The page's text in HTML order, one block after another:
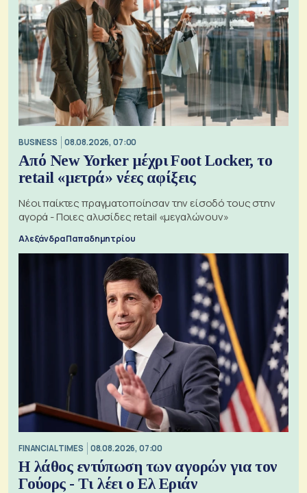
BUSINESS 08.08.2026, 07:00
Από New Yorker μέχρι Foot Locker, το
retail «μετρά» νέες αφίξεις
Νέοι παίκτες πραγματοποίησαν την είσοδό τους στην
αγορά - Ποιες αλυσίδες retail «μεγαλώνουν»
Αλεξάνδρα Παπαδημητρίου
FINANCIAL TIMES 08.08.2026, 07:00
Η λάθος εντύπωση των αγορών για τον
Γούορς - Τι λέει ο Ελ Εριάν